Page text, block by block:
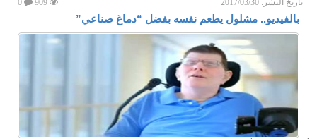
تاريخ النشر: 2017/03/30
بالفيديو.. مشلول يطعم نفسه بفضل “دماغ صناعي”